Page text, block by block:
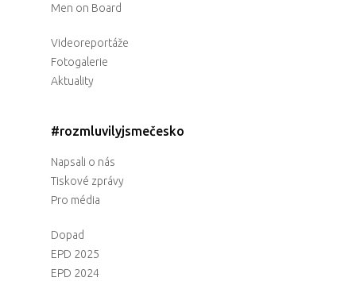
Men on Board
Videoreportáže
Fotogalerie
Aktuality
#rozmluvilyjsmečesko
Napsali o nás
Tiskové zprávy
Pro média
Dopad
EPD 2025
EPD 2024